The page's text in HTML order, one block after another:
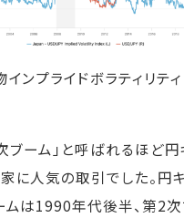
ンプライドボラティリティ
ーム」と呼ばれるほど円
に人気の取引でした。円
ムは1990年代後半、第2次